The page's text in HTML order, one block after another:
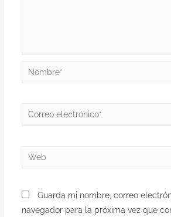
Guarda mi nombre, correo
navegador para la próxima vez que